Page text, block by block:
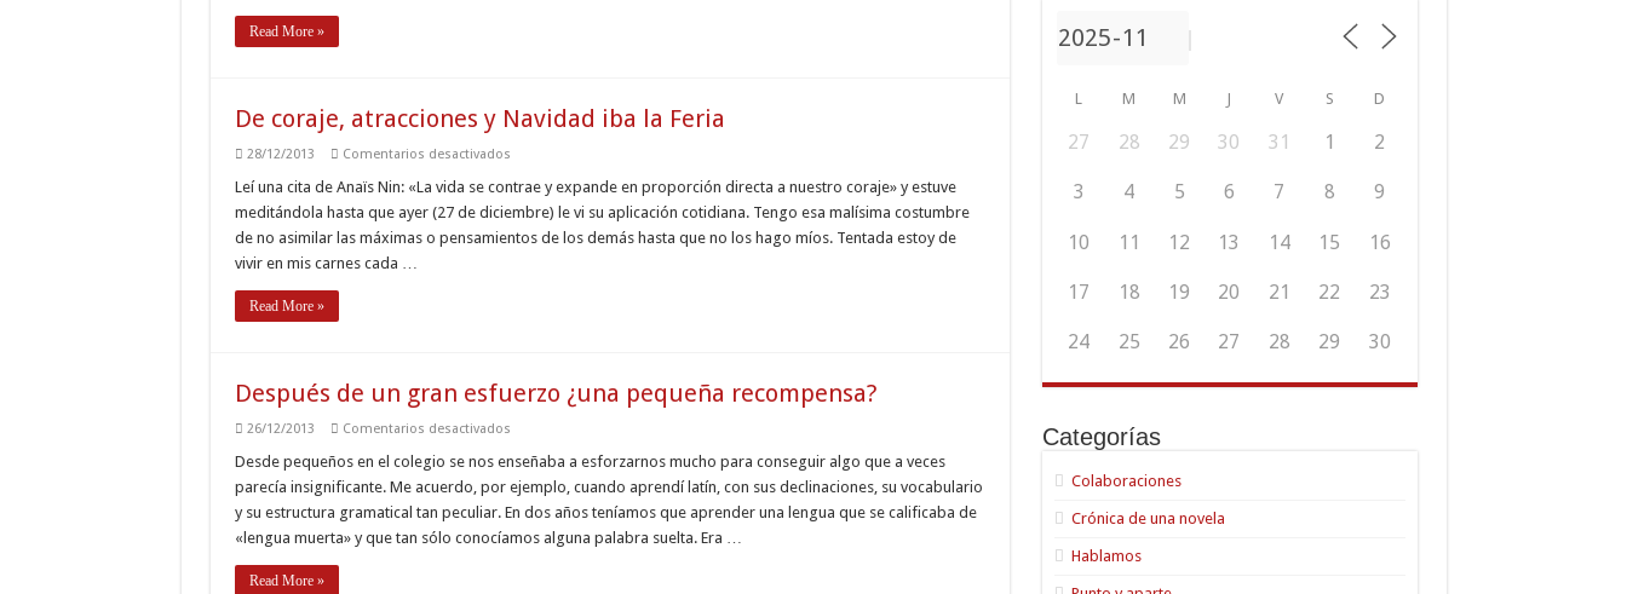
Read More »
De coraje, atracciones y Navidad iba la Feria
28/12/2013 Comentarios desactivadosen
coraje,
atracciones
y
Navidad
iba
Leí una cita de Anaïs Nin: «La vida se contrae y expande en proporción directa a nuestro coraje» y estuve
meditándola hasta que ayer (27 de diciembre) le vi su aplicación cotidiana. Tengo esa malísima costumbre
de no asimilar las máximas o pensamientos de los demás hasta que no los hago míos. Tentada estoy de
vivir en mis carnes cada …
Read More »
Después de un gran esfuerzo ¿una pequeña recompensa?
26/12/2013 Comentarios desactivadosen
de
gran
esfuerzo
¿una
pequeña
Desde pequeños en el colegio se nos enseñaba a esforzarnos mucho para conseguir algo que a veces
parecía insignificante. Me acuerdo, por ejemplo, cuando aprendí latín, con sus declinaciones, su vocabulario
y su estructura gramatical tan peculiar. En dos años teníamos que aprender una lengua que se calificaba de
«lengua muerta» y que tan sólo conocíamos alguna palabra suelta. Era …
Read More »
L M M J V S D
27 28 29 30 31 1 2
3 4 5 6 7 8 9
10 11 12 13 14 15 16
17 18 19 20 21 22 23
24 25 26 27 28 29 30
Categorías
Colaboraciones
Crónica de una novela
Hablamos